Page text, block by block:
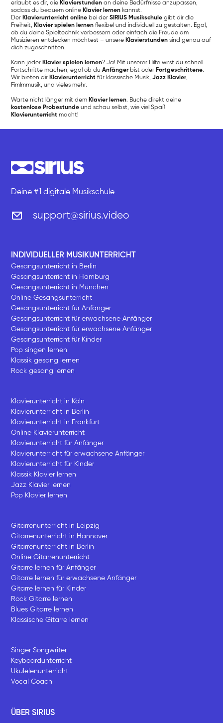
erlaubt es dir, die Klavierstunden an deine Bedürfnisse anzupassen,
sodass du bequem online Klavier lernen kannst.
Der Klavierunterricht online bei derSIRIUS Musikschule gibt dir die
Freiheit, Klavier spielen lernen flexibel und individuell zu gestalten. Egal,
ob du deine Spieltechnik verbessern oder einfach die Freude am
Musizieren entdecken möchtest – unsere Klavierstunden sind genau auf
dich zugeschnitten.
Kann jeder Klavier spielen lernen? Ja! Mit unserer Hilfe wirst du schnell
Fortschritte machen, egal ob duAnfänger bist oder Fortgeschrittene.
Wir bieten dir Klavierunterricht für klassische Musik,Jazz Klavier,
Fimlmmusik, und vieles mehr.
Warte nicht länger mit dem Klavier lernen. Buche direkt deine
kostenlose Probestunde und schau selbst, wie viel Spaß
Klavierunterricht macht!
Deine #1 digitale Musikschule
support@sirius.video
INDIVIDUELLER MUSIKUNTERRICHT
Gesangsunterricht in Berlin
Gesangsunterricht in Hamburg
Gesangsunterricht in München
Online Gesangsunterricht
Gesangsunterricht für Anfänger
Gesangsunterricht für erwachsene Anfänger
Gesangsunterricht für erwachsene Anfänger
Gesangsunterricht für Kinder
Pop singen lernen
Klassik gesang lernen
Rock gesang lernen
Klavierunterricht in Köln
Klavierunterricht in Berlin
Klavierunterricht in Frankfurt
Online Klavierunterricht
Klavierunterricht für Anfänger
Klavierunterricht für erwachsene Anfänger
Klavierunterricht für Kinder
Klassik Klavier lernen
Jazz Klavier lernen
Pop Klavier lernen
Gitarrenunterricht in Leipzig
Gitarrenunterricht in Hannover
Gitarrenunterricht in Berlin
Online Gitarrenunterricht
Gitarre lernen für Anfänger
Gitarre lernen für erwachsene Anfänger
Gitarre lernen für Kinder
Rock Gitarre lernen
Blues Gitarre lernen
Klassische Gitarre lernen
Singer Songwriter
Keyboardunterricht
Ukulelenunterricht
Vocal Coach
ÜBER SIRIUS